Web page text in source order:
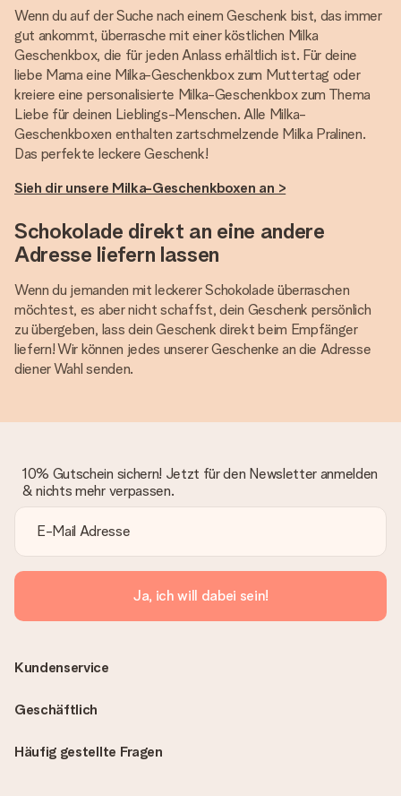
Wenn du auf der Suche nach einem Geschenk bist, das immer
gut ankommt, überrasche mit einer köstlichen Milka
Geschenkbox, die für jeden Anlass erhältlich ist. Für deine
liebe Mama eine Milka-Geschenkbox zum Muttertag oder
kreiere eine personalisierte Milka-Geschenkbox zum Thema
Liebe für deinen Lieblings-Menschen. Alle Milka-
Geschenkboxen enthalten zartschmelzende Milka Pralinen.
Das perfekte leckere Geschenk!
Sieh dir unsere Milka-Geschenkboxen an >
Schokolade direkt an eine andere
Adresse liefern lassen
Wenn du jemanden mit leckerer Schokolade überraschen
möchtest, es aber nicht schaffst, dein Geschenk persönlich
zu übergeben, lass dein Geschenk direkt beim Empfänger
liefern! Wir können jedes unserer Geschenke an die Adresse
diener Wahl senden.
10% Gutschein sichern! Jetzt für den Newsletter anmelden
& nichts mehr verpassen.
Ja, ich will dabei sein!
Häufig gestellte Fragen
Kundenservice
Geschäftlich